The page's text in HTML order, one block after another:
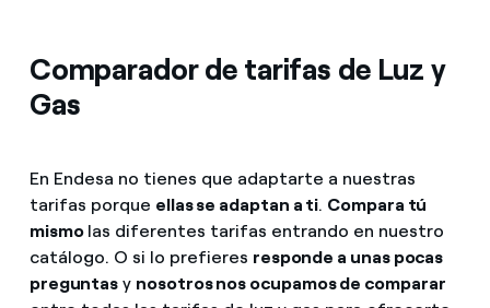
Comparador de tarifas de Luz y
Gas
En Endesa no tienes que adaptarte a nuestras
tarifas porque ellas se adaptan a ti. Compara tú
mismolas diferentes tarifas entrando en nuestro
catálogo. O si lo prefieres responde a unas pocas
preguntas y nosotros nos ocupamos de comparar